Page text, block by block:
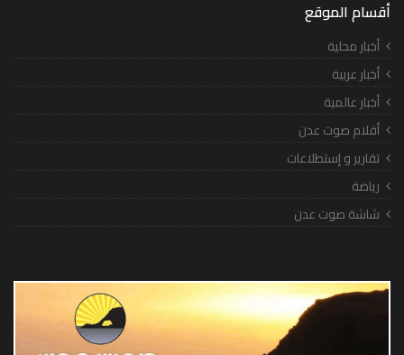
أقسام الموقع
أخبار محلية
أخبار عربية
أخبار عالمية
أقلام صوت عدن
تقارير و إستطلاعات
رياضة
شاشة صوت عدن